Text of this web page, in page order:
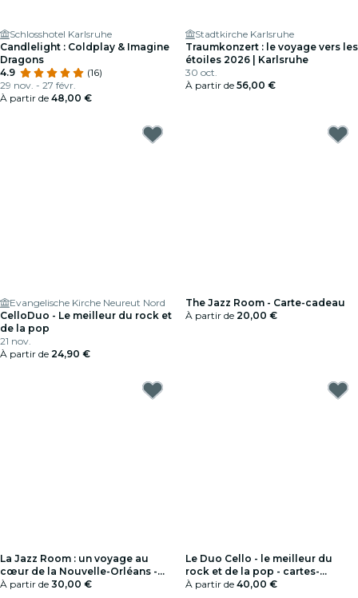
Schlosshotel Karlsruhe
Candlelight : Coldplay & Imagine
Dragons
4.9
(16)
29 nov. - 27 févr.
À partir de 48,00 €
Stadtkirche Karlsruhe
Traumkonzert : le voyage vers les
étoiles 2026 | Karlsruhe
30 oct.
À partir de 56,00 €
Evangelische Kirche Neureut Nord
CelloDuo - Le meilleur du rock et
de la pop
21 nov.
À partir de 24,90 €
The Jazz Room - Carte-cadeau
À partir de 20,00 €
La Jazz Room : un voyage au
cœur de la Nouvelle-Orléans -
Chèques-cadeaux
À partir de 30,00 €
Le Duo Cello - le meilleur du
rock et de la pop - cartes-
cadeaux
À partir de 40,00 €